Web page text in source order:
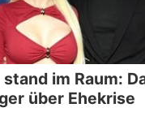
im Raum:
über Ehekrise